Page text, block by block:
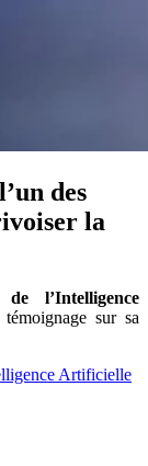
des
la
l’Intelligence
sur sa
Artificielle